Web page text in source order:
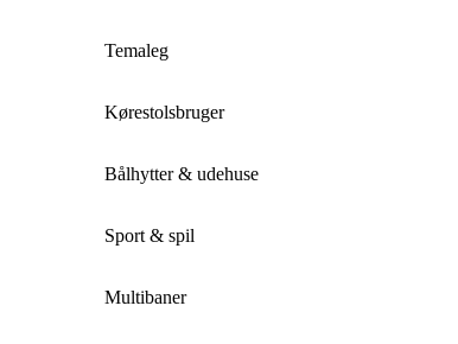
Temaleg
Kørestolsbruger
Bålhytter & udehuse
Sport & spil
Multibaner